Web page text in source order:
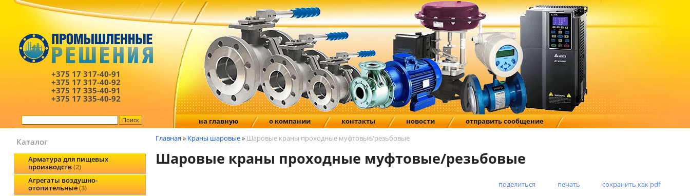
+375 17 317-40-91
+375 17 317-40-92
+375 17 335-40-91
+375 17 335-40-92
на главную о компании контакты новости отправить сообщение
Каталог
Арматура для пищевых
производств 2
Агрегаты воздушно-
отопительные 3
Главная » Краны шаровые» Шаровые краны проходные муфтовые/резьбовые
Шаровые краны проходные муфтовые/резьбовые
поделиться печать сохранить как pdf